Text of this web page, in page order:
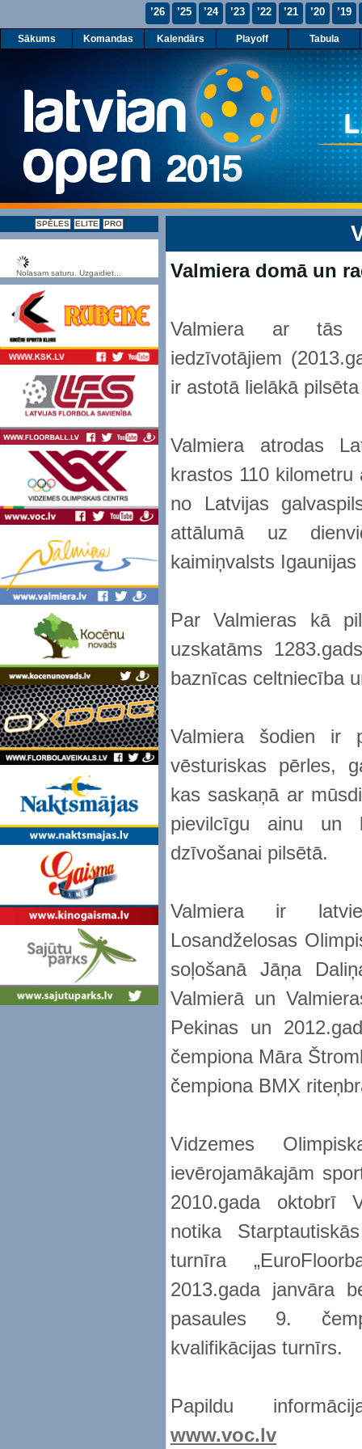
’19
’20
’21
’22
’23
’24
’25
’26
Sākums Komandas Kalendārs Playoff Tabula
SPĒLES ELITE PRO
Nolasam saturu. Uzgaidiet... Valmiera domā un
Valmiera ar
iedzīvotājiem
ir astotā lielākā
Valmiera atrodas
krastos 110
no Latvijas
attālumā uz
kaimiņvalsts
Par Valmieras kā
uzskatāms
baznīcas celtniecība
Valmiera šodien ir
vēsturiskas pērles,
kas saskaņā ar
pievilcīgu ainu un
dzīvošanai pilsētā.
Valmiera ir
Losandželosas
soļošanā Jāņa
Valmierā un
Pekinas un
čempiona Māra
čempiona BMX
Vidzemes
ievērojamākajām
2010.gada oktobrī
notika
turnīra
2013.gada janvāra
pasaules 9.
kvalifikācijas turnīrs.
Papildu
www.voc.lv